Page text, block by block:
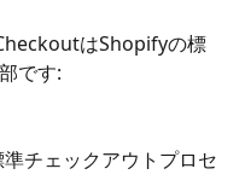
はShopifyの標
です:
チェックアウトプロセ